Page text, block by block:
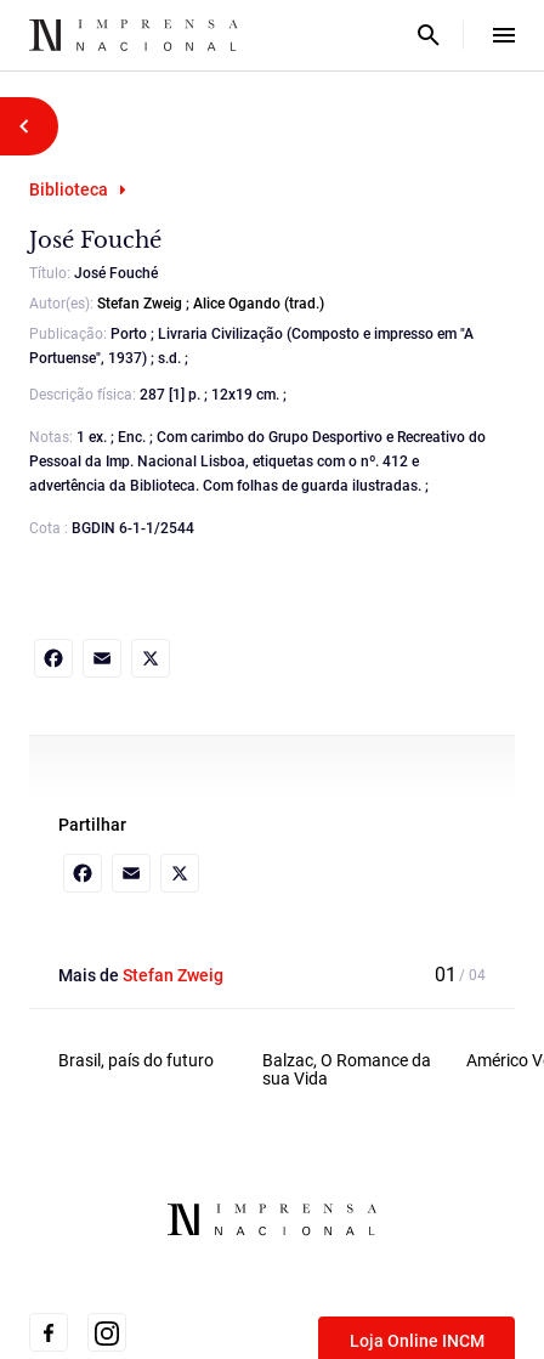
Biblioteca
José Fouché
Título: José Fouché
Autor(es): Stefan Zweig ; Alice Ogando (trad.)
Publicação: Porto ; Livraria Civilização (Composto e impresso em "A
Portuense", 1937) ; s.d. ;
Descrição física: 287 [1] p. ; 12x19 cm. ;
Notas: 1 ex. ; Enc. ; Com carimbo do Grupo Desportivo e Recreativo do
Pessoal da Imp. Nacional Lisboa, etiquetas com o nº. 412 e
advertência da Biblioteca. Com folhas de guarda ilustradas. ;
Cota : BGDIN 6-1-1/2544
Partilhar
Mais de Stefan Zweig
Brasil, país do futuro
Balzac, O Romance da
sua Vida
Américo
Loja Online INCM